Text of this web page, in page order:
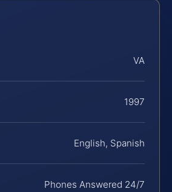
VA
1997
English, Spanish
Phones Answered 24/7